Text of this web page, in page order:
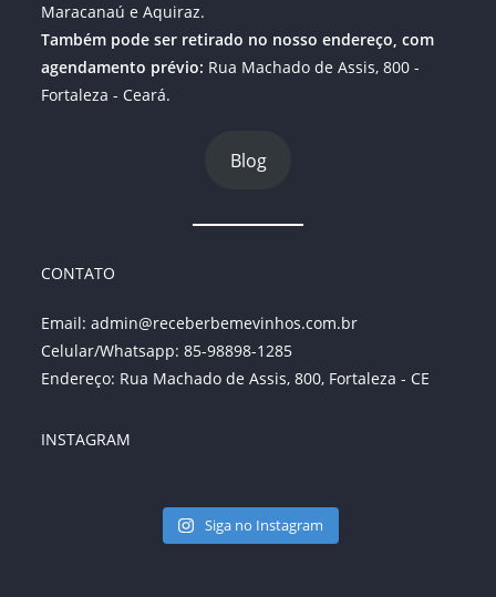
Maracanaú e Aquiraz.
Também pode ser retirado no nosso endereço, com
agendamento prévio: Rua Machado de Assis, 800 -
Fortaleza - Ceará.
Blog
CONTATO
Email:admin@receberbemevinhos.com.br
Celular/Whatsapp: 85-98898-1285
Endereço: Rua Machado de Assis, 800, Fortaleza - CE
INSTAGRAM
Siga no Instagram